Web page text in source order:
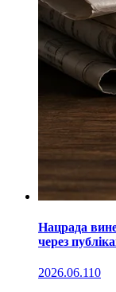
Нацрада
через
2026.06.110